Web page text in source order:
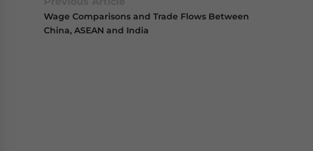
Wage Comparisons and Trade Flows Between
China, ASEAN and India